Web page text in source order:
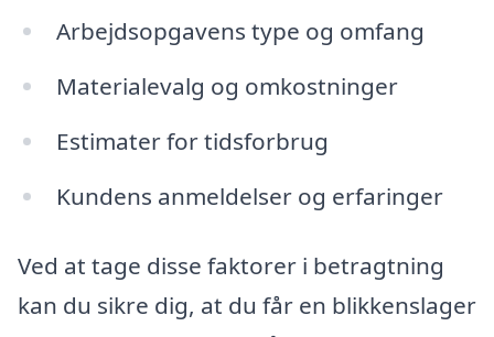
Arbejdsopgavens type og omfang
Materialevalg og omkostninger
Estimater for tidsforbrug
Kundens anmeldelser og erfaringer
Ved at tage disse faktorer i betragtning
kan du sikre dig, at du får en blikkenslager